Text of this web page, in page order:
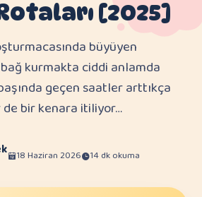
[2025]
büyüyen
kurmakta ciddi anlamda
geçen saatler arttıkça
bir kenara itiliyor…
18 Haziran 2026 14 dk okuma